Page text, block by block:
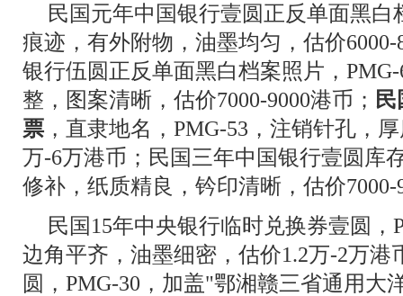
民国元年中国银行壹圆正反单面黑白
痕迹，有外附物，油墨均匀，估价
银行伍圆正反单面黑白档案照片，
整，图案清晰，估价7000-9000港币；
票 ，直隶地名，PMG-53，注销针孔，
万-6万港币；民国三年中国银行壹圆库
修补，纸质精良，钤印清晰，估价7000-
民国15年中央银行临时兑换券壹圆，
边角平齐，油墨细密，估价1.2万-2万港
圆，PMG-30，加盖"鄂湘赣三省通用大